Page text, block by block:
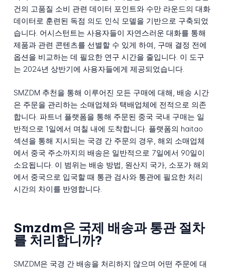
건의 고품질 소비 관련 데이터 포인트와 수만 라운드의 대화
데이터로 훈련된 독점 의도 인식 모델을 기반으로 구축되었
습니다. 어시스턴트는 사용자들이 자연스러운 대화를 통해
제품과 관련 콘텐츠를 선별할 수 있게 하여, 구매 결정 전에
옵션을 비교하는 데 필요한 연구 시간을 줄입니다. 이 도구
는 2024년 상반기에 사용자들에게 제공되었습니다.
SMZDM 추천을 통해 이루어진 모든 구매에 대해, 배송 시간
은 주문을 관리하는 소매업체와 택배업체에 전적으로 의존
합니다. 파트너 플랫폼을 통해 주문된 중국 국내 구매는 일
반적으로 1일에서 며칠 내에 도착합니다. 플랫폼의 haitao
섹션을 통해 지시되는 국경 간 주문의 경우, 해외 소매업체
에서 중국 주소까지의 배송은 일반적으로 7일에서 90일이
소요됩니다. 이 범위는 배송 방법, 원산지 국가, 소포가 해외
에서 중국으로 입국할 때 통관 검사와 통관에 필요한 처리
시간의 차이를 반영합니다.
Smzdm은 국제 배송과 통관 절차
를 처리합니까?
SMZDM은 국경 간 배송을 처리하지 않으며 어떤 주문에 대